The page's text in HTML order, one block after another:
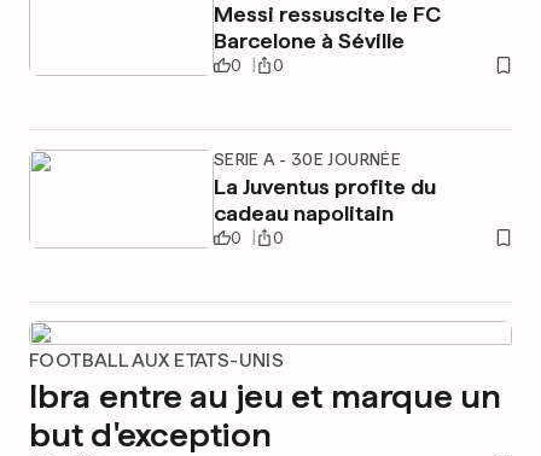
Messi ressuscite le FC
Barcelone à Séville
0 0
SERIE A - 30E JOURNÉE
La Juventus profite du
cadeau napolitain
0 0
FOOTBALL AUX ETATS-UNIS
Ibra entre au jeu et marque un
but d'exception